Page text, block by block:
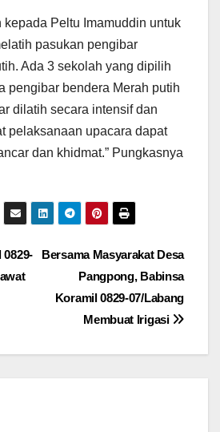
kepada Peltu Imamuddin untuk
pasukan pengibar
Ada 3 sekolah yang dipilih
pengibar bendera Merah putih
dilatih secara intensif dan
pelaksanaan upacara dapat
dan khidmat.” Pungkasnya
Bersama Masyarakat Desa
Pangpong, Babinsa
Koramil 0829-07/Labang
Membuat Irigasi